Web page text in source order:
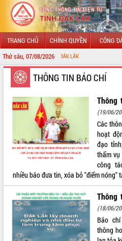
TRANG CHỦ CHÍNH QUYỀN CÔNG
Thứ sáu, 07/08/2026
GIỚI THIỆU
LÃNH ĐẠO UBND TỈNH
TIN TỨC SỰ KIỆN
SỞ, BAN, NGÀNH
UBND CÁC XÃ, PHƯỜNG
THÔNG TIN CHỈ ĐẠO ĐIỀU HÀNH
HỆ THỐNG VĂN BẢN
VĂN BẢN HĐND TỈNH
THÔNG TIN BÁO CHÍ
Thông
(19/06/
Các
hoạt
đạo
thẩm
công
nhiều báo đưa tin, xóa bỏ "điểm nóng"
Thông
(18/06/
Báo
thông